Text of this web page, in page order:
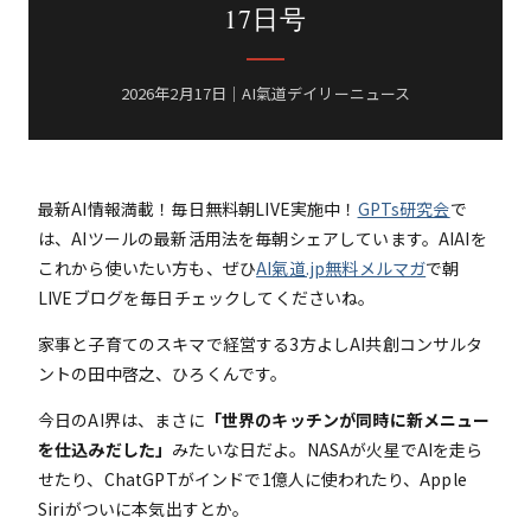
17日号
2026年2月17日｜AI氣道デイリーニュース
最新AI情報満載！毎日無料朝LIVE実施中！ GPTs研究会で
は、AIツールの最新活用法を毎朝シェアしています。AIAIを
これから使いたい方も、ぜひAI氣道.jp無料メルマガで朝
LIVEブログを毎日チェックしてくださいね。
家事と子育てのスキマで経営する3方よしAI共創コンサルタ
ントの田中啓之、ひろくんです。
今日のAI界は、まさに 「世界のキッチンが同時に新メニュー
を仕込みだした」 みたいな日だよ。NASAが火星でAIを走ら
せたり、ChatGPTがインドで1億人に使われたり、Apple
Siriがついに本気出すとか。